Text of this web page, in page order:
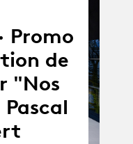
Promo
de
"Nos